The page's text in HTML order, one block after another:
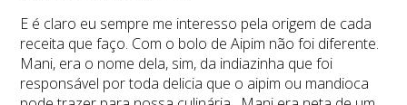
E é claro eu sempre me interesso pela origem de cada
receita que faço. Com o bolo de Aipim não foi diferente.
Mani, era o nome dela, sim, da indiazinha que foi
responsável por toda delicia que o aipim ou mandioca